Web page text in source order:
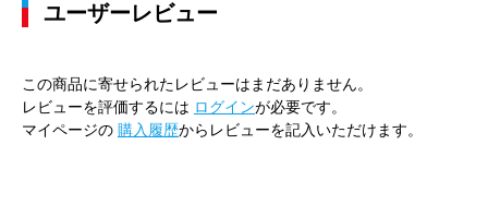
ユーザーレビュー
この商品に寄せられたレビューはまだありません。
レビューを評価するには ログインが必要です。
マイページの 購入履歴からレビューを記入いただけます。